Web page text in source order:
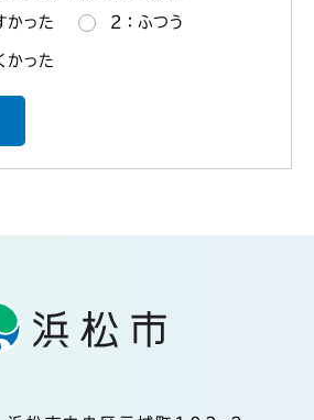
かった 2：ふつう
かった